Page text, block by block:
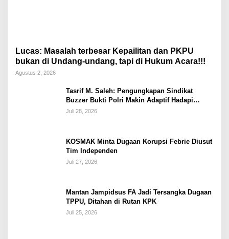
Lucas: Masalah terbesar Kepailitan dan PKPU
bukan di Undang-undang, tapi di Hukum Acara!!!
Agustus 2, 2026
Tasrif M. Saleh: Pengungkapan Sindikat
Buzzer Bukti Polri Makin Adaptif Hadapi
Kejahatan Digital
Juli 28, 2026
KOSMAK Minta Dugaan Korupsi Febrie Diusut
Tim Independen
Juli 27, 2026
Mantan Jampidsus FA Jadi Tersangka Dugaan
TPPU, Ditahan di Rutan KPK
Juli 25, 2026